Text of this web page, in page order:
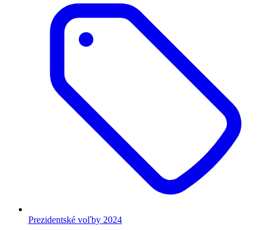
Prezidentské voľby 2024